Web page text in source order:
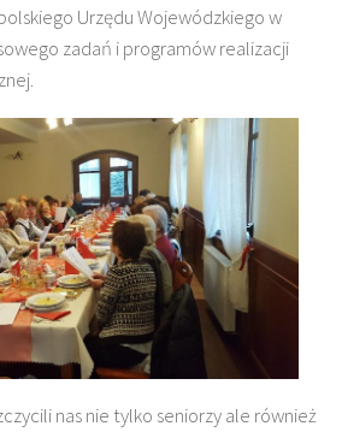
Urzędu Wojewódzkiego w
zadań i programów realizacji
nas nie tylko seniorzy ale również